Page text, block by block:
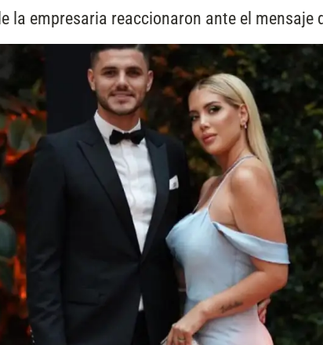
la empresaria reaccionaron ante el mensaje